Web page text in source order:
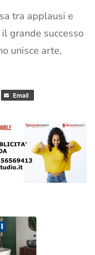
tra applausi e
grande successo
unisce arte,
Email